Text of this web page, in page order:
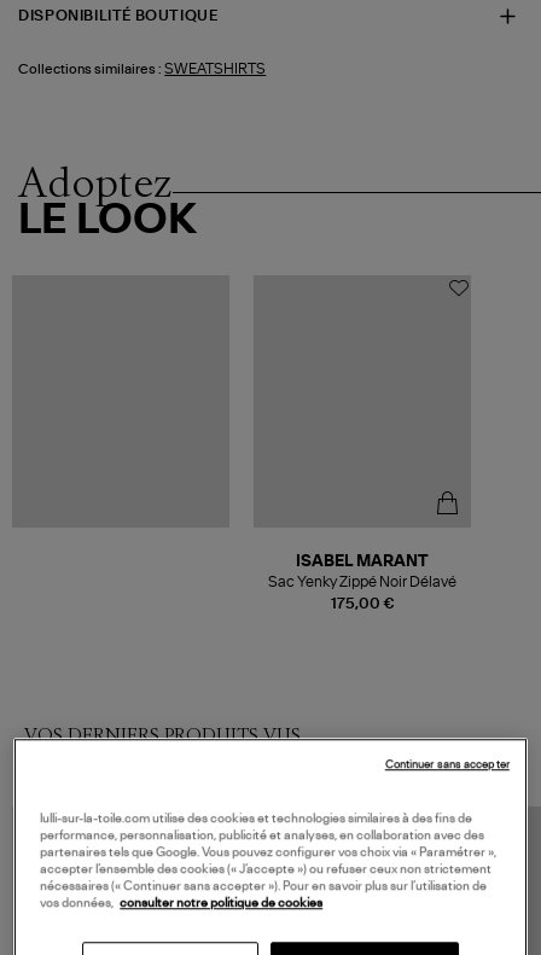
DISPONIBILITÉ BOUTIQUE
Collections similaires : SWEATSHIRTS
Adoptez
LE LOOK
175,00 €
ISABEL MARANT
Sac Yenky Zippé Noir Délavé
VOS DERNIERS PRODUITS VUS
lulli-sur-la-toile.com utilise des cookies et technologies similaires à des fins de
performance, personnalisation, publicité et analyses, en collaboration avec des
partenaires tels que Google. Vous pouvez configurer vos choix via « Paramétrer »,
accepter l’ensemble des cookies (« J’accepte ») ou refuser ceux non strictement
nécessaires (« Continuer sans accepter »). Pour en savoir plus sur l’utilisation de
vos données, consulter notre politique de cookies
Continuer sans accepter